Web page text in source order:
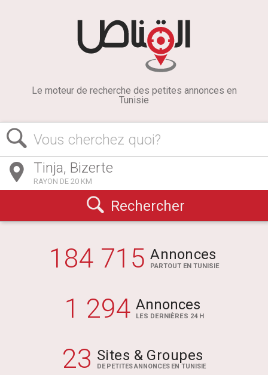
Le moteur de recherche des petites annonces en
Tunisie
Vous cherchez quoi?
RAYON DE 20 KM
Rechercher
23 Sites & Groupes
DE PETITES ANNONCES EN TUNISIE
184 715 Annonces
PARTOUT EN TUNISIE
1 294 Annonces
LES DERNIÈRES 24 H